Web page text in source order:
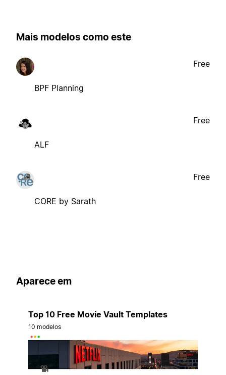
Mais modelos como este
BPF Planning
Free
ALF
Free
CORE by Sarath
Free
Aparece em
Top 10 Free Movie Vault Templates
10 modelos